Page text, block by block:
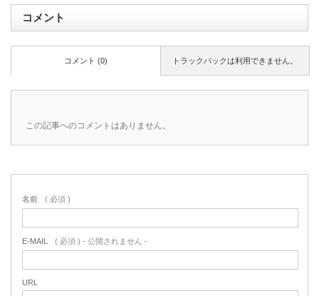
コメント
トラックバックは利用できません。
コメント (0)
この記事へのコメントはありません。
名前 ( 必須 )
E-MAIL ( 必須 ) - 公開されません -
URL